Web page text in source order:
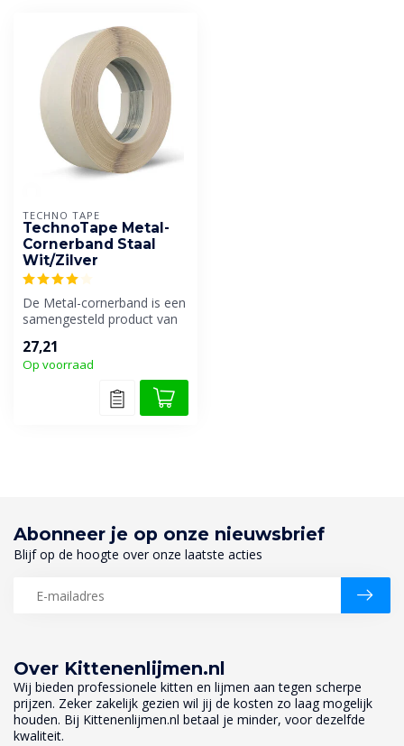
TECHNO TAPE
TechnoTape Metal-
Cornerband Staal
Wit/Zilver
De Metal-cornerband is een
samengesteld product van
voorzien...
27,21
Op voorraad
Over Kittenenlijmen.nl
Wij bieden professionele kitten en lijmen aan tegen scherpe
prijzen. Zeker zakelijk gezien wil jij de kosten zo laag mogelijk
houden. Bij Kittenenlijmen.nl betaal je minder, voor dezelfde
kwaliteit.
Abonneer je op onze nieuwsbrief
Blijf op de hoogte over onze laatste acties